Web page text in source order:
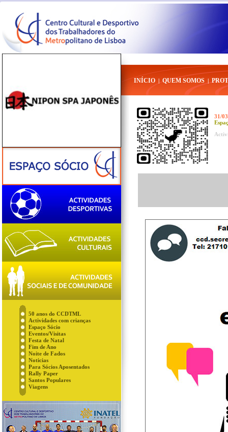
INÍCIO | QUEM SOMOS |
50 anos do CCDTML
Actividades com crianças
Espaço Sócio
Eventos/Visitas
Festa de Natal
Fim de Ano
Noite de Fados
Noticias
Para Sócios Aposentados
Rally Paper
Santos Populares
Viagens
31/